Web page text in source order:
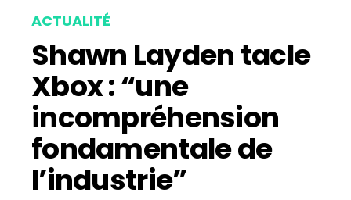
ACTUALITÉ
Shawn Layden tacle
Xbox : “une
incompréhension
fondamentale de
l’industrie”